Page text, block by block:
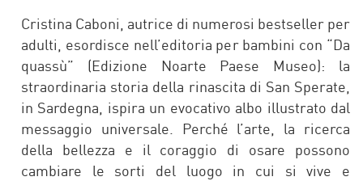
Cristina Caboni, autrice di numerosi bestseller per
adulti, esordisce nell’editoria per bambini con “Da
quassù” (Edizione Noarte Paese Museo): la
straordinaria storia della rinascita di San Sperate,
in Sardegna, ispira un evocativo albo illustrato dal
messaggio universale. Perché l’arte, la ricerca
della bellezza e il coraggio di osare possono
cambiare le sorti del luogo in cui si vive e